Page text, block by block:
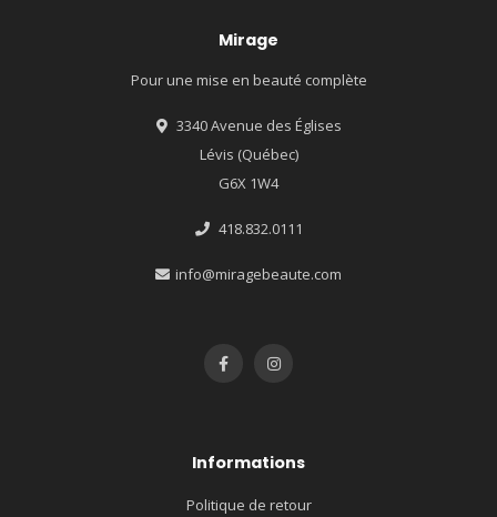
Mirage
Pour une mise en beauté complète
3340 Avenue des Églises
Lévis (Québec)
G6X 1W4
418.832.0111
info@miragebeaute.com
Informations
Politique de retour